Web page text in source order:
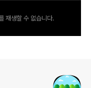
재생할 수 없습니다.